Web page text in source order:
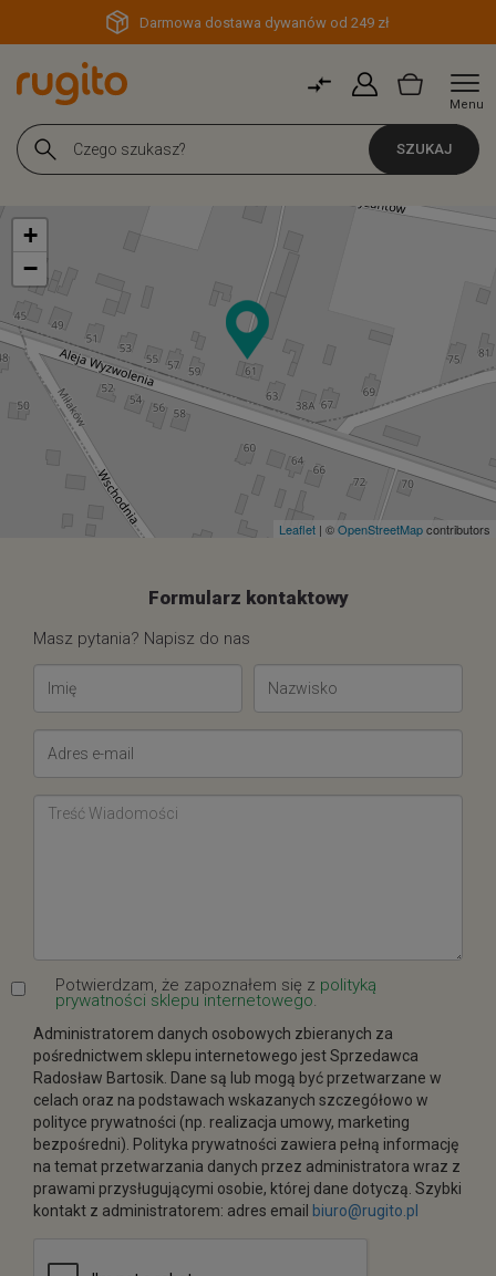
Darmowa dostawa dywanów od 249 zł
Menu
SZUKAJ
+
−
Leaflet | ©OpenStreetMapcontributors
Formularz kontaktowy
Masz pytania? Napisz do nas
Potwierdzam, że zapoznałem się z polityką
prywatności sklepu internetowego.
Administratorem danych osobowych zbieranych za
pośrednictwem sklepu internetowego jest Sprzedawca
Radosław Bartosik. Dane są lub mogą być przetwarzane w
celach oraz na podstawach wskazanych szczegółowo w
polityce prywatności (np. realizacja umowy, marketing
bezpośredni). Polityka prywatności zawiera pełną informację
na temat przetwarzania danych przez administratora wraz z
prawami przysługującymi osobie, której dane dotyczą. Szybki
kontakt z administratorem: adres email biuro@rugito.pl